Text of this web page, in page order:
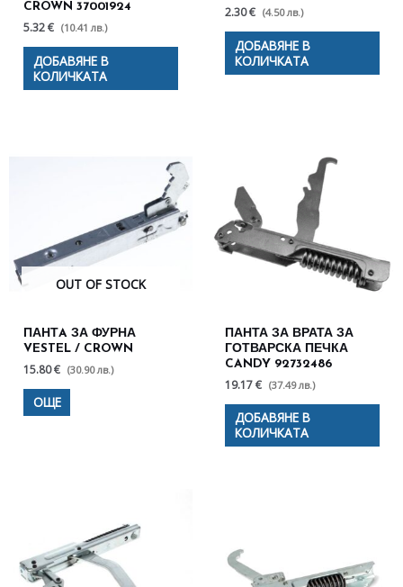
CROWN 37001924
5.32 € (10.41 лв.)
ДОБАВЯНЕ В
КОЛИЧКАТА
2.30 € (4.50 лв.)
ДОБАВЯНЕ В
КОЛИЧКАТА
OUT OF STOCK
ПАНТA ЗА ФУРНА
VESTEL / CROWN
15.80 € (30.90 лв.)
ОЩЕ
ПАНТА ЗА ВРАТА ЗА
ГОТВАРСКА ПЕЧКА
CANDY 92732486
19.17 € (37.49 лв.)
ДОБАВЯНЕ В
КОЛИЧКАТА